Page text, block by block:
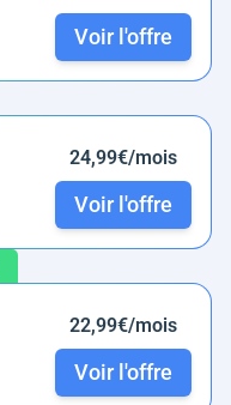
Voir l'offre
24,99€/mois
Voir l'offre
22,99€/mois
Voir l'offre